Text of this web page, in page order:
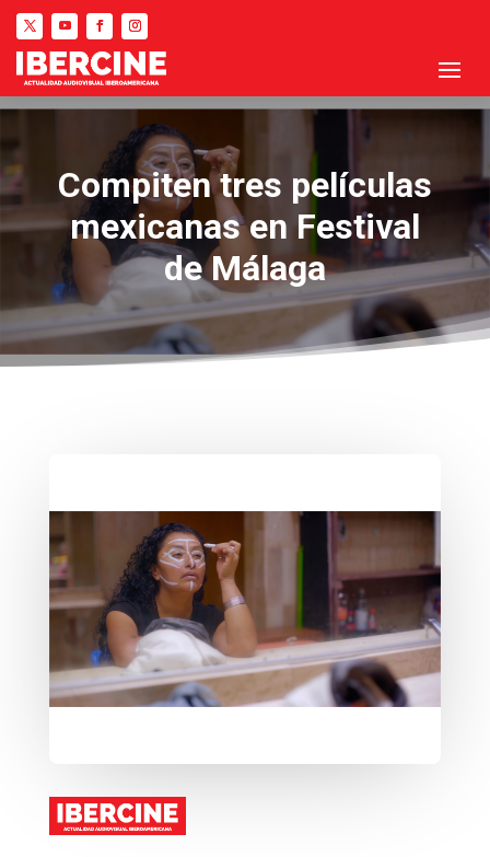
Compiten tres películas
mexicanas en Festival
de Málaga